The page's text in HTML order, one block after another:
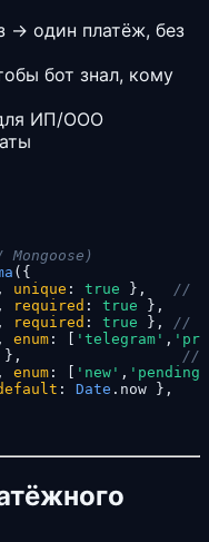
→ один платёж, без
бот знал, кому
ИП/ООО
({
, unique : true },
//
, required : true },
, required : true },
// в
, enum : [ 'telegram' ,
},
//
, enum : [ 'new' , 'pending'
: Date . now },